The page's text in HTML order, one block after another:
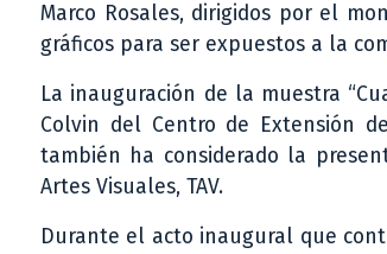
Marco Rosales, dirigidos por el
gráficos para ser expuestos a la
La inauguración de la muestra
Colvin del Centro de Extensión
también ha considerado la
Artes Visuales, TAV.
Durante el acto inaugural que